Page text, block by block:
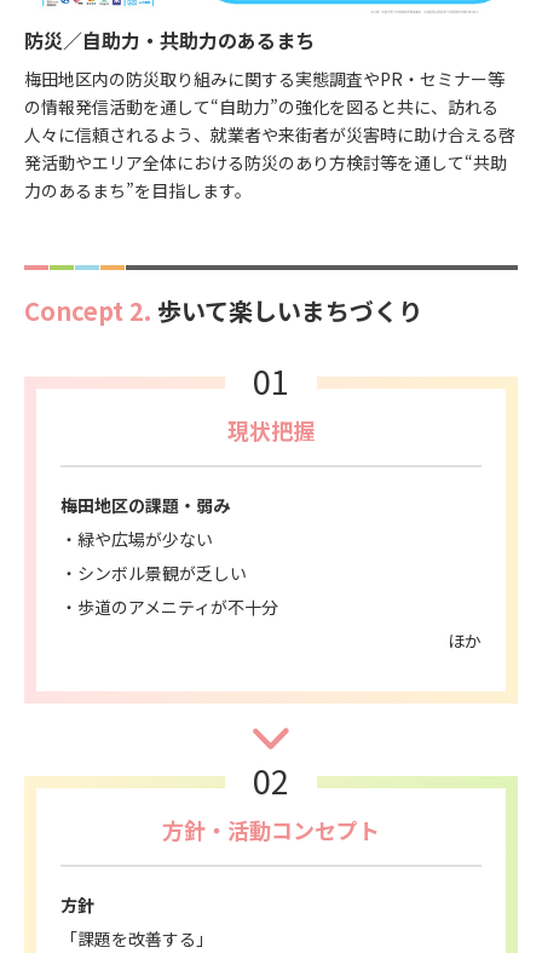
防災／自助力・共助力のあるまち
梅田地区内の防災取り組みに関する実態調査やPR・セミナー等
の情報発信活動を通して“自助力”の強化を図ると共に、訪れる
人々に信頼されるよう、就業者や来街者が災害時に助け合える啓
発活動やエリア全体における防災のあり方検討等を通して“共助
力のあるまち”を目指します。
Concept 2. 歩いて楽しいまちづくり
01
現状把握
梅田地区の課題・弱み
緑や広場が少ない
シンボル景観が乏しい
歩道のアメニティが不十分
ほか
02
方針・活動コンセプト
方針
「課題を改善する」